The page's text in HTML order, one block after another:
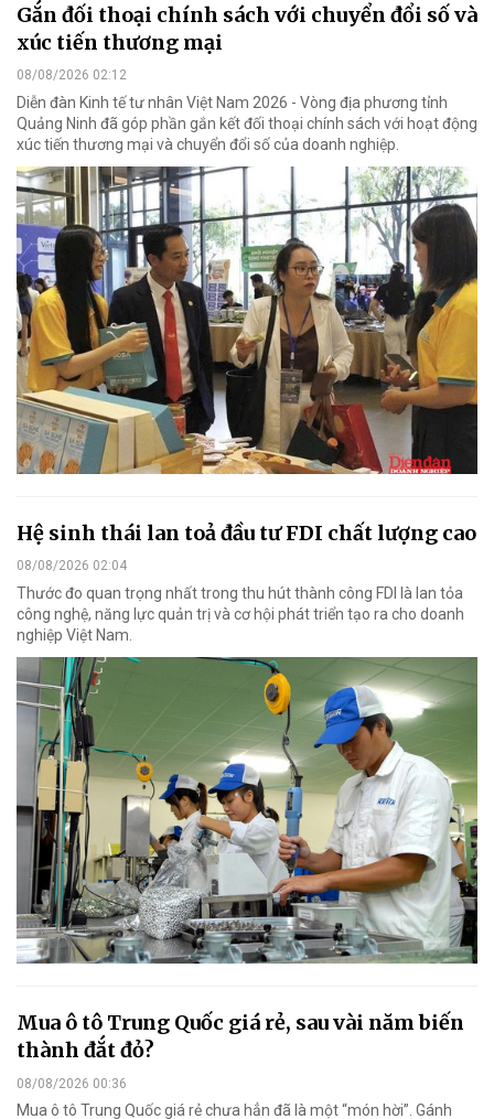
Gắn đối thoại chính sách với chuyển đổi số và
xúc tiến thương mại
08/08/2026 02:12
Diễn đàn Kinh tế tư nhân Việt Nam 2026 - Vòng địa phương tỉnh
Quảng Ninh đã góp phần gắn kết đối thoại chính sách với hoạt động
xúc tiến thương mại và chuyển đổi số của doanh nghiệp.
Hệ sinh thái lan toả đầu tư FDI chất lượng cao
08/08/2026 02:04
Thước đo quan trọng nhất trong thu hút thành công FDI là lan tỏa
công nghệ, năng lực quản trị và cơ hội phát triển tạo ra cho doanh
nghiệp Việt Nam.
Mua ô tô Trung Quốc giá rẻ, sau vài năm biến
thành đắt đỏ?
08/08/2026 00:36
Mua ô tô Trung Quốc giá rẻ chưa hẳn đã là một “món hời”. Gánh